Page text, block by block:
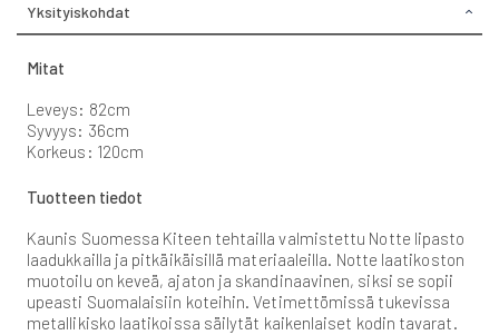
Yksityiskohdat
Mitat
Leveys: 82cm
Syvyys: 36cm
Korkeus: 120cm
Tuotteen tiedot
Kaunis Suomessa Kiteen tehtailla valmistettu Notte lipasto
laadukkailla ja pitkäikäisillä materiaaleilla. Notte laatikoston
muotoilu on keveä, ajaton ja skandinaavinen, siksi se sopii
upeasti Suomalaisiin koteihin. Vetimettömissä tukevissa
metallikisko laatikoissa säilytät kaikenlaiset kodin tavarat.